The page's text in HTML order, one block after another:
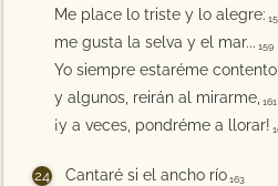
Me place lo triste y lo alegre:
me gusta la selva y el mar... 159
Yo siempre estaréme contento;
y algunos, reirán al mirarme, 161
¡y a veces, pondréme a llorar!
Cantaré si el ancho río 163